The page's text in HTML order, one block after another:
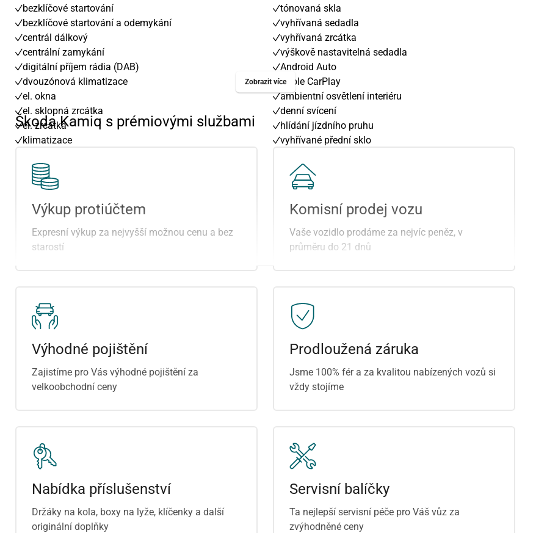
bezklíčové startování
bezklíčové startování a odemykání
centrál dálkový
centrální zamykání
digitální příjem rádia (DAB)
dvouzónová klimatizace
el. okna
el. sklopná zrcátka
el. zrcátka
klimatizace
mlhovky
multifunkční volant
palubní počítač
parkovací kamera
parkovací senzory přední
tónovaná skla
vyhřívaná sedadla
vyhřívaná zrcátka
výškově nastavitelná sedadla
Android Auto
Apple CarPlay
ambientní osvětlení interiéru
denní svícení
hlídání jízdního pruhu
vyhřívané přední sklo
airbag řidiče
pohon 4x2
výškově nastavitelné sedadlo řidiče
el. přední okna
LED adaptivní světlomety
Zobrazit více
Škoda Kamiq s prémiovými službami
Výkup protiúčtem
Expresní výkup za nejvyšší možnou cenu a bez
starostí
Komisní prodej vozu
Vaše vozidlo prodáme za nejvíc peněz, v
průměru do 21 dnů
Výhodné pojištění
Zajistíme pro Vás výhodné pojištění za
velkoobchodní ceny
Prodloužená záruka
Jsme 100% fér a za kvalitou nabízených vozů si
vždy stojíme
Nabídka příslušenství
Držáky na kola, boxy na lyže, klíčenky a další
originální doplňky
Servisní balíčky
Ta nejlepší servisní péče pro Váš vůz za
zvýhodněné ceny